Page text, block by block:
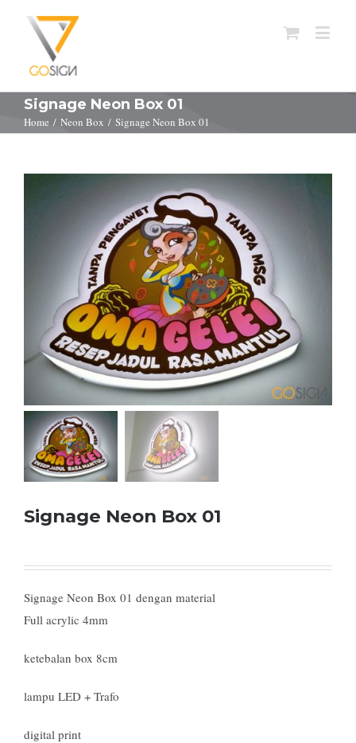
Signage Neon Box 01
Home / Neon Box / Signage Neon Box 01
Signage Neon Box 01
Signage Neon Box 01 dengan material
Full acrylic 4mm
ketebalan box 8cm
lampu LED + Trafo
digital print